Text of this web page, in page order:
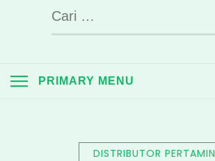
Cari
untuk:
PRIMARY MENU
DISTRIBUTOR